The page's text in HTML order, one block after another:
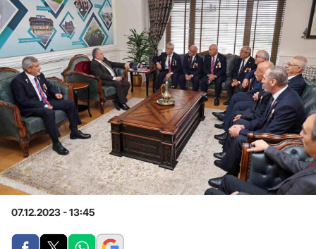
07.12.2023 - 13:45